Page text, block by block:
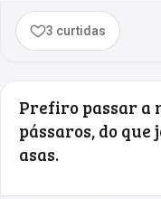
3 curtidas
Prefiro passar a
pássaros, do
asas.